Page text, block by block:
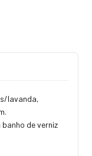
lavanda,
de verniz